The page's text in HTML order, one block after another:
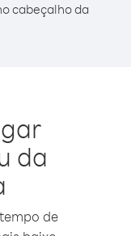
cabeçalho da
da
de